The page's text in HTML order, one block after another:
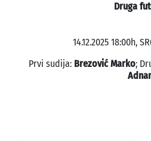
Druga
14.12.2025 18:00h,
Prvi sudija: Brezović Marko;